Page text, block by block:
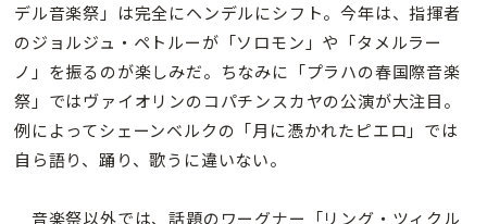
デル音楽祭」は完全にヘンデルにシフト。今年は、指揮者
のジョルジュ・ペトルーが「ソロモン」や「タメルラー
ノ」を振るのが楽しみだ。ちなみに「プラハの春国際音楽
祭」ではヴァイオリンのコパチンスカヤの公演が大注目。
例によってシェーンベルクの「月に憑かれたピエロ」では
自ら語り、踊り、歌うに違いない。
音楽祭以外では、話題のワーグナー「リング・ツィクル